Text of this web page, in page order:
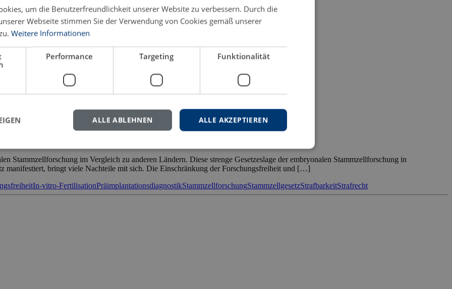
Stammzellforschung im Vergleich zu anderen Ländern. Diese strenge Gesetzeslage der embryonalen Stammzellforschung in
manifestiert, bringt viele Nachteile mit sich. Die Einschränkung der Forschungsfreiheit und […]
In-vitro-FertilisationPräimplantationsdiagnostikStammzellforschungStammzellgesetzStrafbarkeitStrafrecht
um die Benutzerfreundlichkeit unserer Website zu verbessern. Durch die
Webseite stimmen Sie der Verwendung von Cookies gemäß unserer
Weitere Informationen
Performance Targeting Funktionalität
ALLE AKZEPTIEREN
ALLE ABLEHNEN